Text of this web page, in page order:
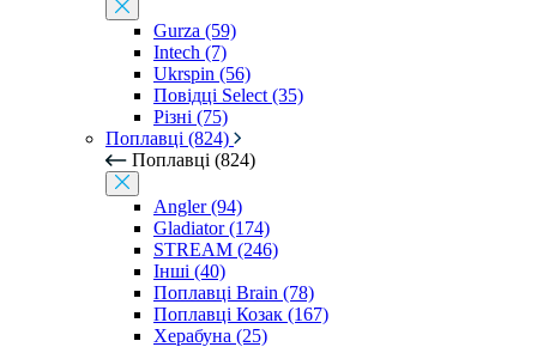
Gurza (59)
Intech (7)
Ukrspin (56)
Повідці Select (35)
Різні (75)
Поплавці (824)
Поплавці (824)
Angler (94)
Gladiator (174)
STREAM (246)
Інші (40)
Поплавці Brain (78)
Поплавці Козак (167)
Херабуна (25)